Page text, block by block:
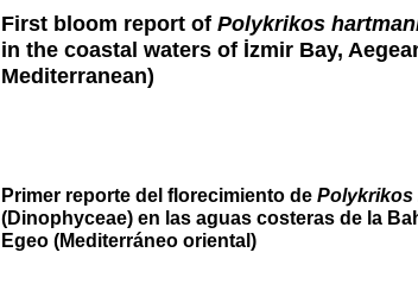
First bloom report of Polykrikos
in the coastal waters of İzmir Bay,
Mediterranean)
Primer reporte del florecimiento de Polykrikos
(Dinophyceae) en las aguas costeras de la
Egeo (Mediterráneo oriental)